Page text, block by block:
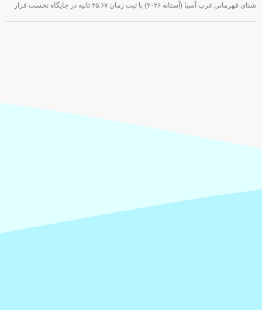
شنای قهرمانی غرب آسیا (آستانه ۲۰۲۶) با ثبت زمان ۲۵.۶۷ ثانیه در جایگاه نخست قرار